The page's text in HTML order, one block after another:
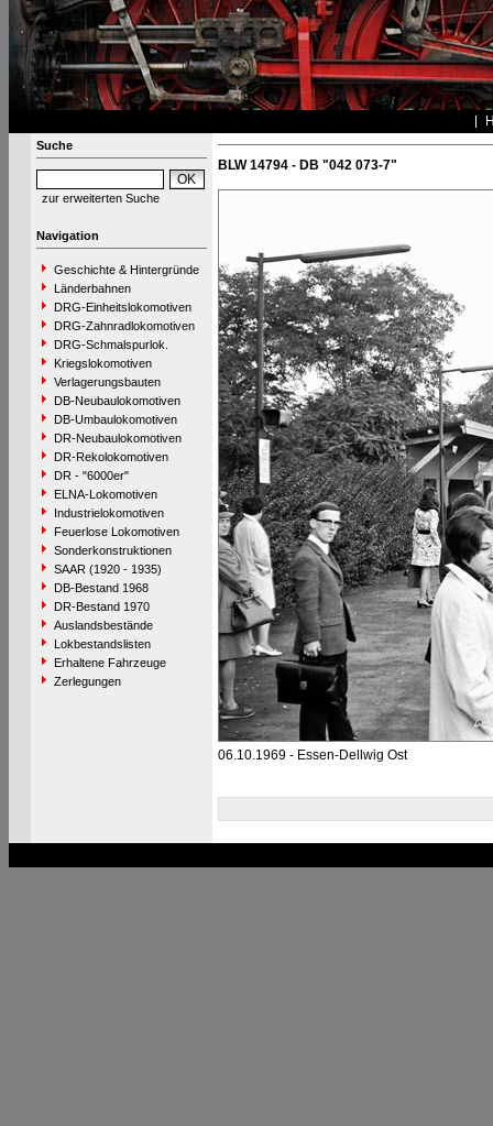
Suche
zur erweiterten Suche
Navigation
Geschichte & Hintergründe
Länderbahnen
DRG-Einheitslokomotiven
DRG-Zahnradlokomotiven
DRG-Schmalspurlok.
Kriegslokomotiven
Verlagerungsbauten
DB-Neubaulokomotiven
DB-Umbaulokomotiven
DR-Neubaulokomotiven
DR-Rekolokomotiven
DR - "6000er"
ELNA-Lokomotiven
Industrielokomotiven
Feuerlose Lokomotiven
Sonderkonstruktionen
SAAR (1920 - 1935)
DB-Bestand 1968
DR-Bestand 1970
Auslandsbestände
Lokbestandslisten
Erhaltene Fahrzeuge
Zerlegungen
BLW 14794 - DB "042 073-7"
06.10.1969 - Essen-Dellwig Ost